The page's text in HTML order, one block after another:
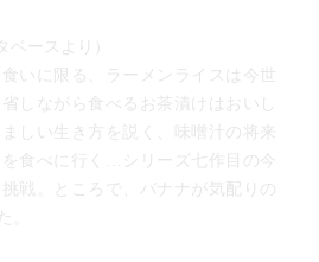
ベースより）
いに限る、ラーメンライスは今世
しながら食べるお茶漬けはおいし
しい生き方を説く、味噌汁の将来
を食べに行く…シリーズ七作目の今
戦。ところで、バナナが気配りの
。